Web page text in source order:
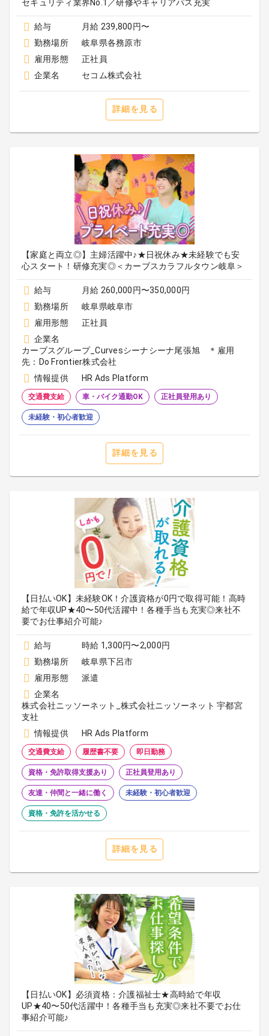
セキュリティ業界No.1／研修やキャリアパス充実
給与
月給 239,800円〜
勤務場所
岐阜県各務原市
雇用形態
正社員
企業名
セコム株式会社
詳細を見る
【家庭と両立◎】主婦活躍中♪★日祝休み★未経験でも安
心スタート！研修充実◎＜カーブスカラフルタウン岐阜＞
給与
月給 260,000円〜350,000円
勤務場所
岐阜県岐阜市
雇用形態
正社員
企業名
カーブスグループ_Curvesシーナシーナ尾張旭 ＊雇用
先：Do Frontier株式会社
情報提供
HR Ads Platform
交通費支給 車・バイク通勤OK 正社員登用あり
未経験・初心者歓迎
詳細を見る
【日払いOK】未経験OK！介護資格が0円で取得可能！高時
給で年収UP★40〜50代活躍中！各種手当も充実◎来社不
要でお仕事紹介可能♪
給与
時給 1,300円〜2,000円
勤務場所
岐阜県下呂市
雇用形態
派遣
企業名
株式会社ニッソーネット_株式会社ニッソーネット 宇都宮
支社
情報提供
HR Ads Platform
交通費支給 履歴書不要 即日勤務
資格・免許取得支援あり 正社員登用あり
友達・仲間と一緒に働く 未経験・初心者歓迎
資格・免許を活かせる
詳細を見る
【日払いOK】必須資格：介護福祉士★高時給で年収
UP★40〜50代活躍中！各種手当も充実◎来社不要でお仕
事紹介可能♪